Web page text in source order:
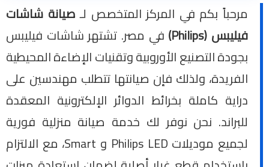
مرحباً بكم في المركز المتخصص لـصيانة شاشات
فيليبس (Philips)
في مصر. تشتهر شاشات فيليبس
بجودة التصنيع الأوروبية وتقنيات الإضاءة المحيطية
الفريدة، ولذلك فإن صيانتها تتطلب مهندسين على
دراية كاملة بخرائط الدوائر الإلكترونية المعقدة
للبراند. نحن نوفر لك خدمة صيانة منزلية فورية
لجميع موديلات Philips LED و Smart، مع الالتزام